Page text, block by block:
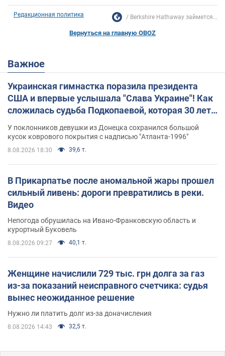
Редакционная политика Berkshire Hathaway займется...
Вернуться на главную OBOZ
Важное
Украинская гимнастка поразила президента
США и впервые услышала "Слава Украине"! Как
сложилась судьба Подкопаевой, которая 30 лет
У поклонников девушки из Донецка сохранился большой
кусок коврового покрытия с надписью "Атланта-1996"
8.08.2026 18:30 39,6 т.
В Прикарпатье после аномальной жары прошел
сильный ливень: дороги превратились в реки.
Видео
Непогода обрушилась на Ивано-Франковскую область и
курортный Буковель
8.08.2026 09:27 40,1 т.
Женщине начислили 729 тыс. грн долга за газ
из-за показаний неисправного счетчика: судья
вынес неожиданное решение
Нужно ли платить долг из-за доначисления
8.08.2026 14:43 32,5 т.